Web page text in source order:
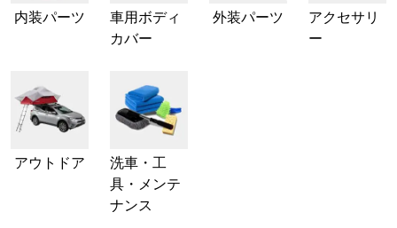
内装パーツ
車用ボディ
カバー
外装パーツ
アクセサリ
ー
アウトドア
洗車・工
具・メンテ
ナンス